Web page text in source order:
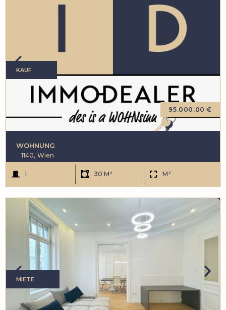
WOHNUNG
KAUF
1140, Wien
1 30 M² M²
95.000,00 €
MIETE